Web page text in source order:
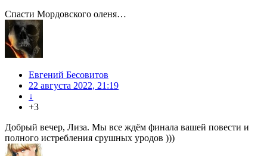
Спасти Мордовского оленя…
Евгений Бесовитов
22 августа 2022, 21:19
↓
+3
Добрый вечер, Лиза. Мы все ждём финала вашей повести и
полного истребления срушных уродов )))